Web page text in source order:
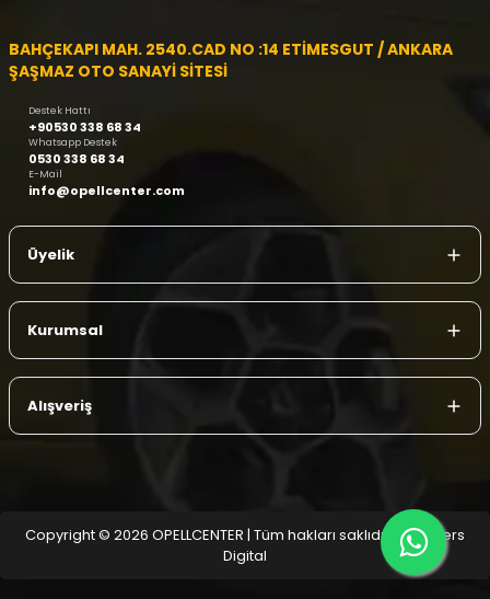
BAHÇEKAPI MAH. 2540.CAD NO :14 ETİMESGUT / ANKARA
ŞAŞMAZ OTO SANAYİ SİTESİ
Destek Hattı
+90530 338 68 34
Whatsapp Destek
0530 338 68 34
E-Mail
info@opellcenter.com
Üyelik
Kurumsal
Alışveriş
Copyright © 2026 OPELLCENTER | Tüm hakları saklıdır.
| Reliefers
Digital